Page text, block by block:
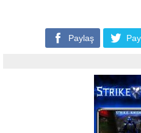
Paylaş